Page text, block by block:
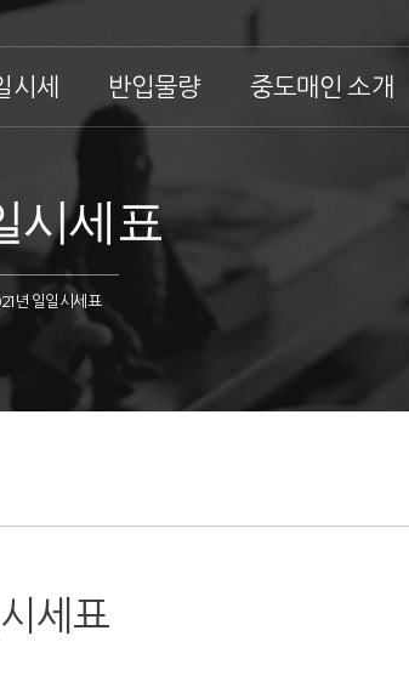
시세 반입물량 중도매인 소개
시세표
년 일일시세표
세표